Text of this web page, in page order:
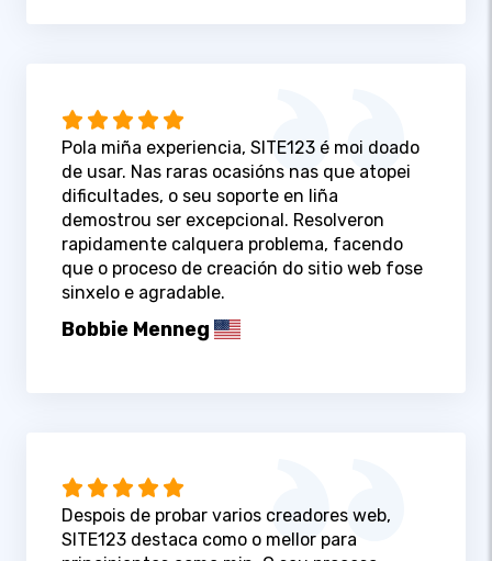
Pola miña experiencia, SITE123 é moi doado
de usar. Nas raras ocasións nas que atopei
dificultades, o seu soporte en liña
demostrou ser excepcional. Resolveron
rapidamente calquera problema, facendo
que o proceso de creación do sitio web fose
sinxelo e agradable.
Bobbie Menneg
Despois de probar varios creadores web,
SITE123 destaca como o mellor para